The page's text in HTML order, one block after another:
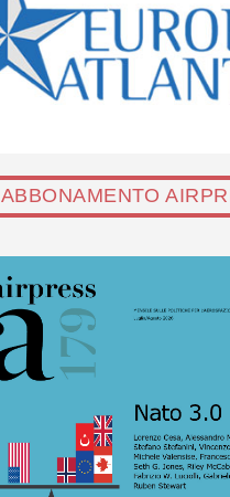
ABBONAMENTO